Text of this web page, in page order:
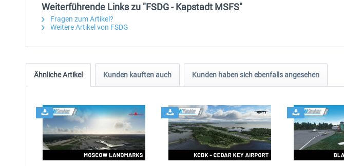
Weiterführende Links zu "FSDG - Kapstadt MSFS"
Fragen zum Artikel?
Weitere Artikel von FSDG
Ähnliche Artikel Kunden kauften auch Kunden haben sich ebenfalls angesehen